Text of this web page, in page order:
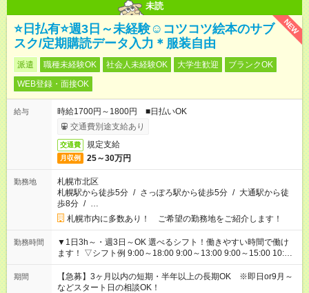
未読
NEW
⭐日払有⭐週3日～未経験☺コツコツ絵本のサブ
スク/定期購読データ入力＊服装自由
派遣 職種未経験OK 社会人未経験OK 大学生歓迎
ブランクOK
WEB登録・面接OK
給与
時給1700円～1800円 ■日払いOK
交通費別途支給あり
交通費 規定支給
月収例 25～30万円
勤務地
札幌市北区
札幌駅から徒歩5分 / さっぽろ駅から徒歩5分 / 大通駅から徒
歩8分 / …
札幌市内に多数あり！ ご希望の勤務地をご紹介します！
勤務時間
▼1日3h～・週3日～OK 選べるシフト！働きやすい時間で働け
ます！ ▽シフト例 9:00～18:00 9:00～13:00 9:00～15:00 10:00
～14:00 10:00～19:00 11:00～20:00 17:00～21：00 18:00～
21：00 ■他シフトについてもご相談ください！
期間
【急募】3ヶ月以内の短期・半年以上の長期OK ※即日or9月～
などスタート日の相談OK！